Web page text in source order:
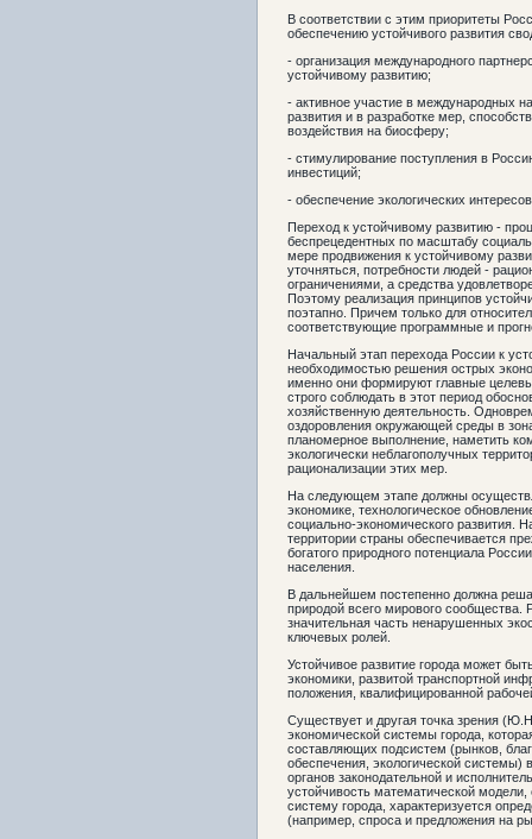
В соответствии с этим приоритеты
обеспечению устойчивого развития
- организация международного
устойчивому развитию;
- активное участие в международных
развития и в разработке мер,
воздействия на биосферу;
- стимулирование поступления в
инвестиций;
- обеспечение экологических
Переход к устойчивому развитию -
беспрецедентных по масштабу
мере продвижения к устойчивому
уточняться, потребности людей -
ограничениями, а средства
Поэтому реализация принципов
поэтапно. Причем только для
соответствующие программные и
Начальный этап перехода России к
необходимостью решения острых
именно они формируют главные
строго соблюдать в этот период
хозяйственную деятельность.
оздоровления окружающей среды в
планомерное выполнение, наметить
экологически неблагополучных
рационализации этих мер.
На следующем этапе должны
экономике, технологическое
социально-экономического развития.
территории страны обеспечивается
богатого природного потенциала
населения.
В дальнейшем постепенно должна
природой всего мирового сообщества.
значительная часть ненарушенных
ключевых ролей.
Устойчивое развитие города может
экономики, развитой транспортной
положения, квалифицированной
Существует и другая точка зрения
экономической системы города,
составляющих подсистем (рынков,
обеспечения, экологической системы)
органов законодательной и
устойчивость математической
систему города, характеризуется
(например, спроса и предложения на